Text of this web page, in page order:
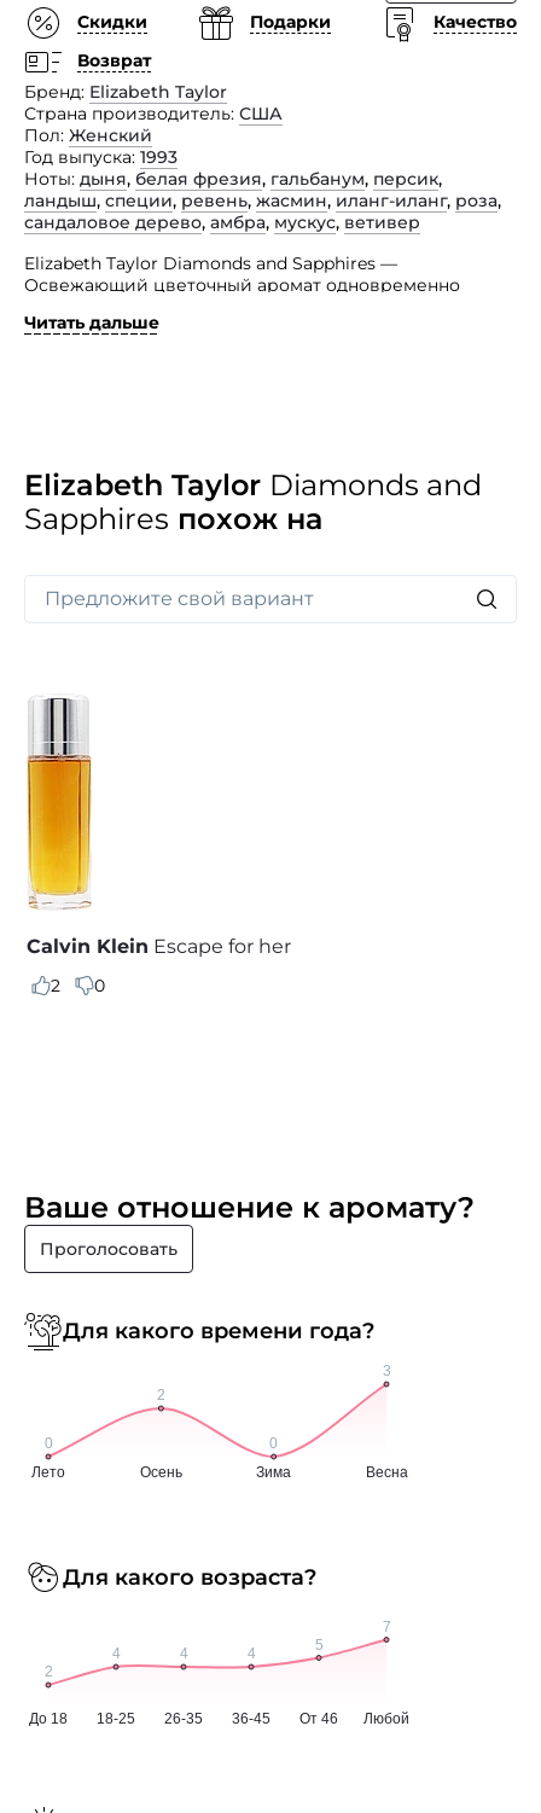
Скидки
Подарки
Качество
Возврат
Бренд Elizabeth Taylor
Страна производитель США
Пол Женский
Год выпуска 1993
Ноты дыня, белая фрезия, гальбанум, персик,
ландыш, специи, ревень, жасмин, иланг-иланг, роза,
сандаловое дерево, амбра, мускус, ветивер
Elizabeth Taylor Diamonds and Sapphires —
Освежающий цветочный аромат одновременно
женщины обаятельной, умной и самостоятельной.
Читать дальше
Elizabeth Taylor Diamonds and
Sapphires похож на
Calvin Klein Escape for her
2 0
Ваше отношение к аромату?
Проголосовать
Для какого времени года?
Для какого возраста?